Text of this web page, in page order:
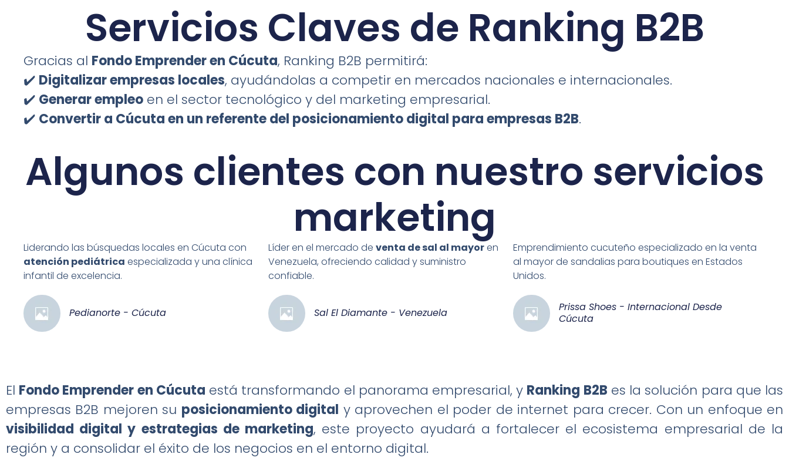
Servicios Claves de Ranking B2B
Gracias al Fondo Emprender en Cúcuta, Ranking B2B permitirá:
✔️ Digitalizar empresas locales, ayudándolas a competir en mercados nacionales e internacionales.
✔️ Generar empleo en el sector tecnológico y del marketing empresarial.
✔️ Convertir a Cúcuta en un referente del posicionamiento digital para empresas B2B.
Algunos clientes con nuestro servicios
marketing
Liderando las búsquedas locales en Cúcuta con
atención pediátrica especializada y una clínica
infantil de excelencia.
Pedianorte - Cúcuta
Líder en el mercado deventa de sal al mayoren
Venezuela, ofreciendo calidad y suministro
confiable.
Sal El Diamante - Venezuela
Emprendimiento cucuteño especializado en la venta
al mayor de sandalias para boutiques en Estados
Unidos.
Prissa Shoes - Internacional Desde
Cúcuta
El Fondo Emprender en Cúcuta está transformando el panorama empresarial, y Ranking B2B es la solución para que las
empresas B2B mejoren su posicionamiento digital y aprovechen el poder de internet para crecer. Con un enfoque en
visibilidad digital y estrategias de marketing, este proyecto ayudará a fortalecer el ecosistema empresarial de la
región y a consolidar el éxito de los negocios en el entorno digital.